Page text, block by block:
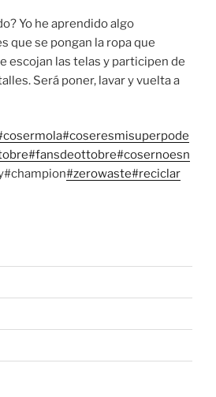
Yo he aprendido algo
que se pongan la ropa que
escojan las telas y participen de
Será poner, lavar y vuelta a
#coseresmisuperpode
#fansdeottobre#cosernoesn
#zerowaste#reciclar